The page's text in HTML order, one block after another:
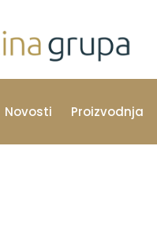
Novosti Proizvodnja